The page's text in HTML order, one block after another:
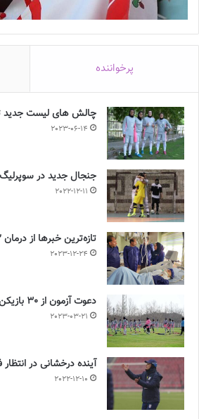
پرخواننده
چالش هاى ليست جدید
2023-06-14
جنجال جدید در
2022-12-11
تازه‌ترین خبرها از درمان ۲ ملی‌پوش فوتبال زنان
2023-12-24
دعوت آزمون از 30 بازیکن به اردوی تیم ملی
2023-03-21
آینده درخشانی در
2022-12-10